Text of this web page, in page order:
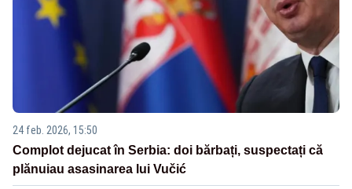
24 feb. 2026, 15:50
Complot dejucat în Serbia: doi bărbați, suspectați că
plănuiau asasinarea lui Vučić